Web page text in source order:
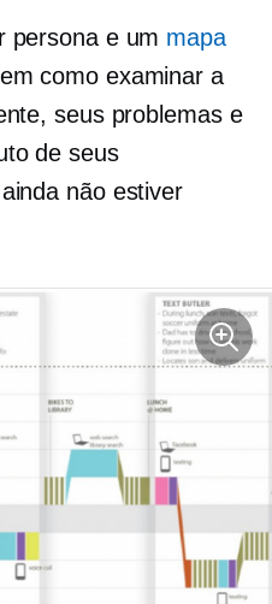
persona e um mapa
como examinar a
seus problemas e
de seus
não estiver